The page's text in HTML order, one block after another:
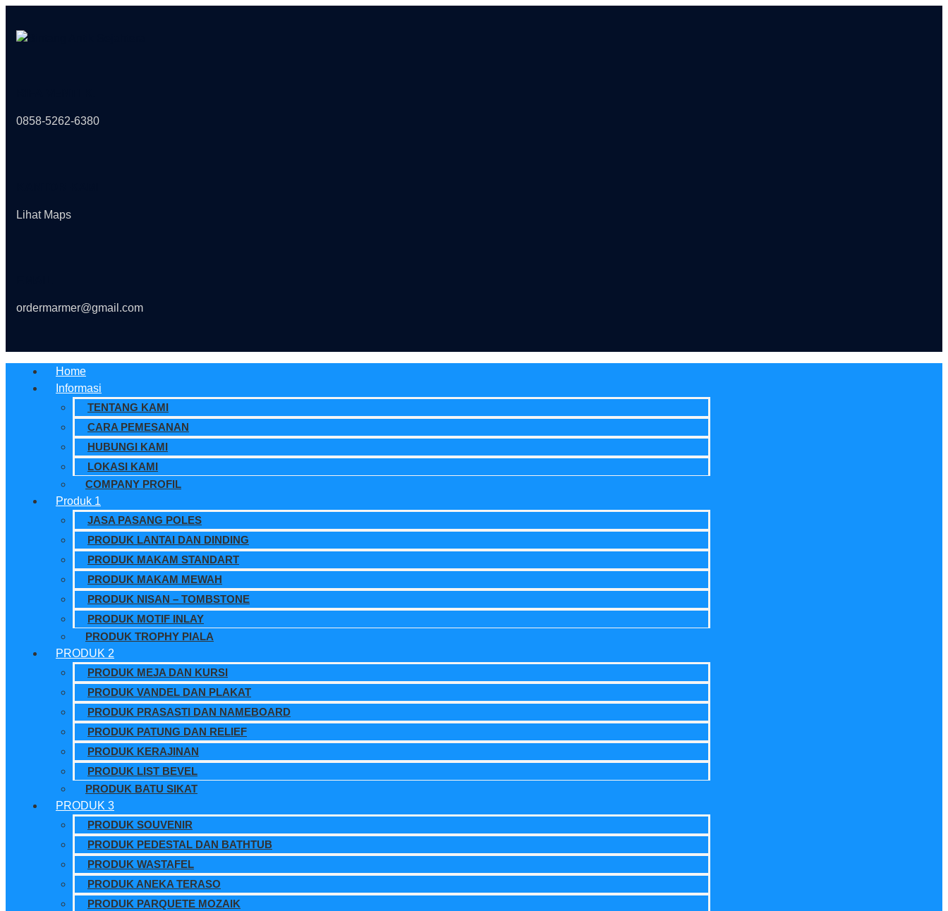
0858-5262-6380
Lihat Maps
ordermarmer@gmail.com
Home
Informasi
TENTANG KAMI
CARA PEMESANAN
HUBUNGI KAMI
LOKASI KAMI
COMPANY PROFIL
Produk 1
JASA PASANG POLES
PRODUK LANTAI DAN DINDING
PRODUK MAKAM STANDART
PRODUK MAKAM MEWAH
PRODUK NISAN – TOMBSTONE
PRODUK MOTIF INLAY
PRODUK TROPHY PIALA
PRODUK 2
PRODUK MEJA DAN KURSI
PRODUK VANDEL DAN PLAKAT
PRODUK PRASASTI DAN NAMEBOARD
PRODUK PATUNG DAN RELIEF
PRODUK KERAJINAN
PRODUK LIST BEVEL
PRODUK BATU SIKAT
PRODUK 3
PRODUK SOUVENIR
PRODUK PEDESTAL DAN BATHTUB
PRODUK WASTAFEL
PRODUK ANEKA TERASO
PRODUK PARQUETE MOZAIK